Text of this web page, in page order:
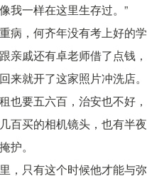
我一样在这里生存过。”
病，何齐年没有考上好的学
亲戚还有卓老师借了点钱，
来就开了这家照片冲洗店。
也要五六百，治安也不好，
百买的相机镜头，也有半夜
护。
，只有这个时候他才能与弥